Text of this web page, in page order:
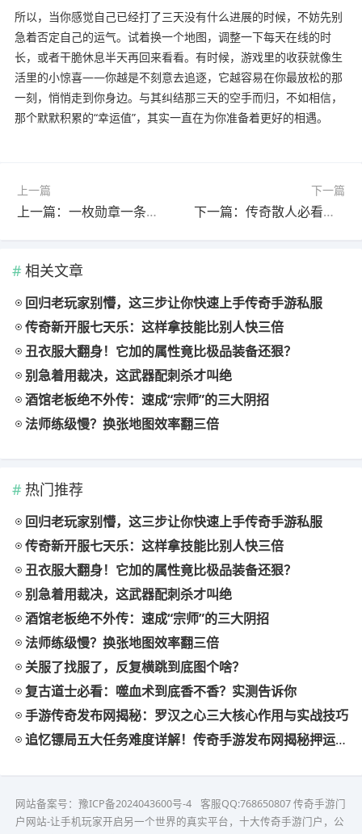
所以，当你感觉自己已经打了三天没有什么进展的时候，不妨先别
急着否定自己的运气。试着换一个地图，调整一下每天在线的时
长，或者干脆休息半天再回来看看。有时候，游戏里的收获就像生
活里的小惊喜——你越是不刻意去追逐，它越容易在你最放松的那
一刻，悄悄走到你身边。与其纠结那三天的空手而归，不如相信，
那个默默积累的“幸运值”，其实一直在为你准备着更好的相遇。
上一篇
上一篇：一枚勋章一条路 玛法大陆原来是这样走通的
下一篇
下一篇：传奇散人必看：利用地形单挑大BOSS，这3个点位多数人不知道
相关文章
回归老玩家别懵，这三步让你快速上手传奇手游私服
传奇新开服七天乐：这样拿技能比别人快三倍
丑衣服大翻身！它加的属性竟比极品装备还狠？
别急着用裁决，这武器配刺杀才叫绝
酒馆老板绝不外传：速成“宗师”的三大阴招
法师练级慢？换张地图效率翻三倍
热门推荐
回归老玩家别懵，这三步让你快速上手传奇手游私服
传奇新开服七天乐：这样拿技能比别人快三倍
丑衣服大翻身！它加的属性竟比极品装备还狠？
别急着用裁决，这武器配刺杀才叫绝
酒馆老板绝不外传：速成“宗师”的三大阴招
法师练级慢？换张地图效率翻三倍
关服了找服了，反复横跳到底图个啥？
复古道士必看：噬血术到底香不香？实测告诉你
手游传奇发布网揭秘：罗汉之心三大核心作用与实战技巧
追忆镖局五大任务难度详解！传奇手游发布网揭秘押运技巧
网站备案号： 豫ICP备2024043600号-4 客服QQ:768650807传奇手游门
户网站-让手机玩家开启另一个世界的真实平台，十大传奇手游门户，公